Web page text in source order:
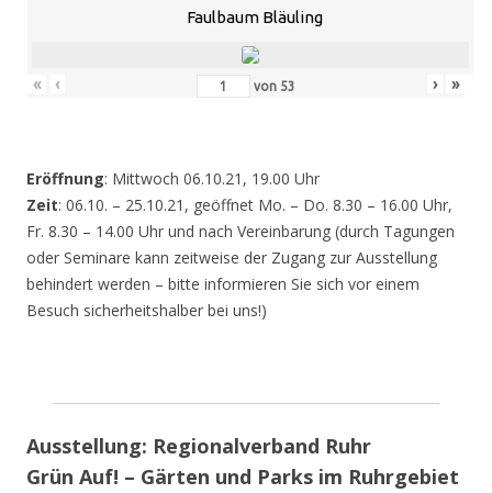
Faulbaum Bläuling
« ‹ von 53 › »
Eröffnung: Mittwoch 06.10.21, 19.00 Uhr
Zeit: 06.10. – 25.10.21, geöffnet Mo. – Do. 8.30 – 16.00 Uhr,
Fr. 8.30 – 14.00 Uhr und nach Vereinbarung (durch Tagungen
oder Seminare kann zeitweise der Zugang zur Ausstellung
behindert werden – bitte informieren Sie sich vor einem
Besuch sicherheitshalber bei uns!)
Ausstellung: Regionalverband Ruhr
Grün Auf! – Gärten und Parks im Ruhrgebiet